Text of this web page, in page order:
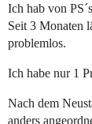
Ich hab von
Seit 3 Monaten
problemlos.
Ich habe nur 1
Nach dem
anders